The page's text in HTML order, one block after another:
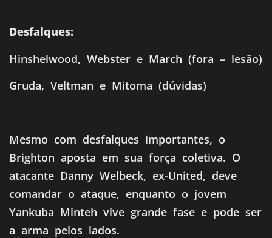
Desfalques:
Hinshelwood, Webster e March (fora – lesão)
Gruda, Veltman e Mitoma (dúvidas)
Mesmo com desfalques importantes, o
Brighton aposta em sua força coletiva. O
atacante Danny Welbeck, ex-United, deve
comandar o ataque, enquanto o jovem
Yankuba Minteh vive grande fase e pode ser
a arma pelos lados.